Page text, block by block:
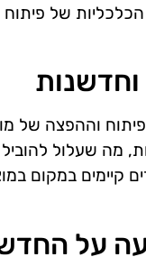
של פיתוח
וההפצה של
מה שעלול
קיימים במקום
על